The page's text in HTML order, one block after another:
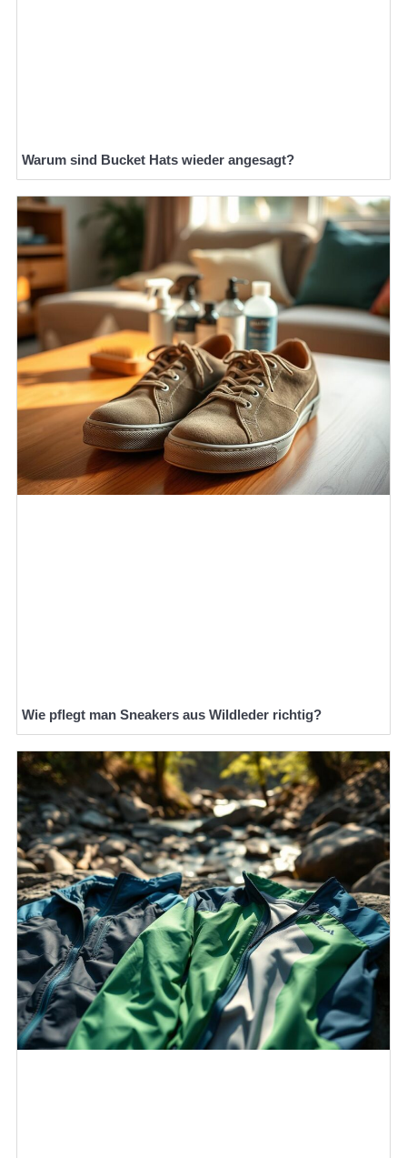
Warum sind Bucket Hats wieder angesagt?
Wie pflegt man Sneakers aus Wildleder richtig?